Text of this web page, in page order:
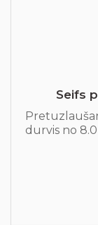
Seifs
durvis no 8.0